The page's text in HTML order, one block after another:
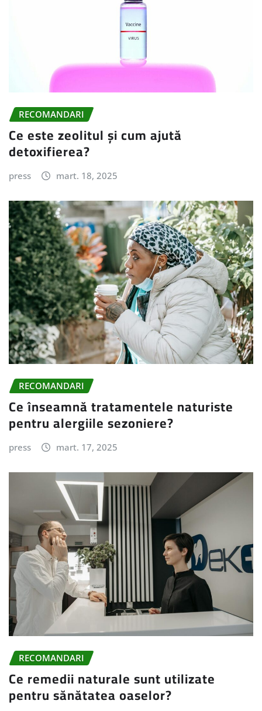
RECOMANDARI
Ce este zeolitul și cum ajută
detoxifierea?
press mart. 18, 2025
RECOMANDARI
Ce înseamnă tratamentele naturiste
pentru alergiile sezoniere?
press mart. 17, 2025
RECOMANDARI
Ce remedii naturale sunt utilizate
pentru sănătatea oaselor?